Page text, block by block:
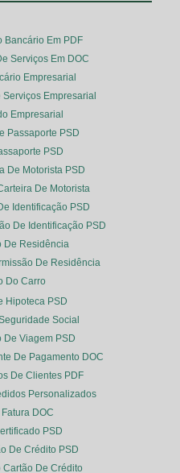
Bancário Em PDF
Serviços Em DOC
Empresarial
Empresarial
Empresarial
Passaporte PSD
PSD
De Motorista PSD
De Motorista
Identificação PSD
De Identificação PSD
De Residência
De Residência
Do Carro
Hipoteca PSD
Social
De Viagem PSD
De Pagamento DOC
De Clientes PDF
Personalizados
DOC
PSD
De Crédito PSD
Cartão De Crédito